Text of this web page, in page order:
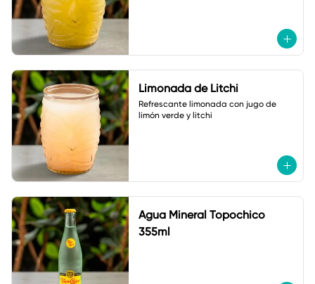
Limonada de Litchi
Refrescante limonada con jugo de
limón verde y litchi
Agua Mineral Topochico
355ml